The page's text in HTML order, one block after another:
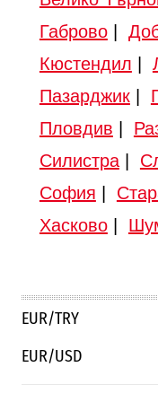
Габрово|
Кюстендил
Пазарджик|
Пловдив
Силистра|
София
Хасково|
EUR/TRY
EUR/USD